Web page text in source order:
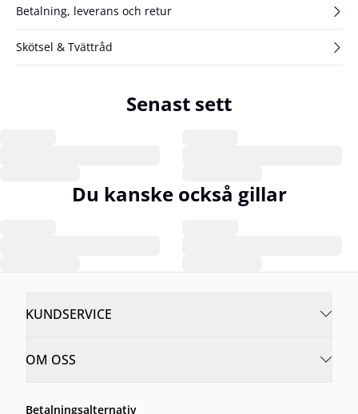
Betalning, leverans och retur
Skötsel & Tvättråd
Senast sett
Du kanske också gillar
KUNDSERVICE
OM OSS
Betalningsalternativ